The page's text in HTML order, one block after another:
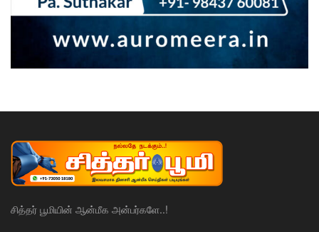
சித்தர் பூமியின் ஆன்மீக அன்பர்களே..!